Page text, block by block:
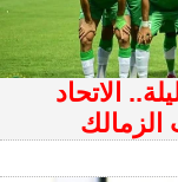
الاتحاد
الزمالك